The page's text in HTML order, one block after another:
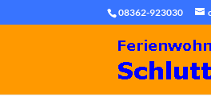
08362-923030